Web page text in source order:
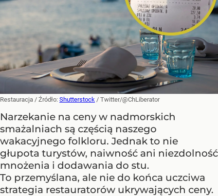
Restauracja / Źródło: Shutterstock / Twitter/@ChLiberator
Narzekanie na ceny w nadmorskich
smażalniach są częścią naszego
wakacyjnego folkloru. Jednak to nie
głupota turystów, naiwność ani niezdolność
mnożenia i dodawania do stu.
To przemyślana, ale nie do końca uczciwa
strategia restauratorów ukrywających ceny.